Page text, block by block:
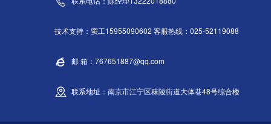
技术支持：窦工15955090602 客服热线：025-52119088
邮 箱：767651887@qq.com
联系地址：南京市江宁区秣陵街道大体巷48号综合楼